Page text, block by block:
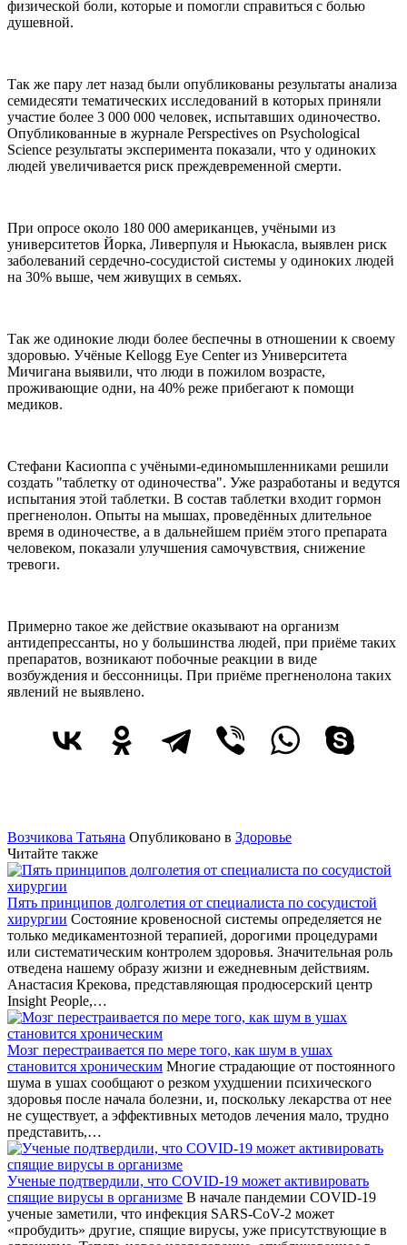
физической боли, которые и помогли справиться с болью
душевной.
Так же пару лет назад были опубликованы результаты анализа
семидесяти тематических исследований в которых приняли
участие более 3 000 000 человек, испытавших одиночество.
Опубликованные в журнале Perspectives on Psychological
Science результаты эксперимента показали, что у одиноких
людей увеличивается риск преждевременной смерти.
При опросе около 180 000 американцев, учёными из
университетов Йорка, Ливерпуля и Ньюкасла, выявлен риск
заболеваний сердечно-сосудистой системы у одиноких людей
на 30% выше, чем живущих в семьях.
Так же одинокие люди более беспечны в отношении к своему
здоровью. Учёные Kellogg Eye Center из Университета
Мичигана выявили, что люди в пожилом возрасте,
проживающие одни, на 40% реже прибегают к помощи
медиков.
Стефани Касиоппа с учёными-единомышленниками решили
создать "таблетку от одиночества". Уже разработаны и ведутся
испытания этой таблетки. В состав таблетки входит гормон
прегненолон. Опыты на мышах, проведённых длительное
время в одиночестве, а в дальнейшем приём этого препарата
человеком, показали улучшения самочувствия, снижение
тревоги.
Примерно такое же действие оказывают на организм
антидепрессанты, но у большинства людей, при приёме таких
препаратов, возникают побочные реакции в виде
возбуждения и бессонницы. При приёме прегненолона таких
явлений не выявлено.
Возчикова Татьяна Опубликовано в Здоровье
Читайте также
Пять принципов долголетия от специалиста по сосудистой
хирургии Состояние кровеносной системы определяется не
только медикаментозной терапией, дорогими процедурами
или систематическим контролем здоровья. Значительная роль
отведена нашему образу жизни и ежедневным действиям.
Анастасия Крекова, представляющая продюсерский центр
Insight People,…
Мозг перестраивается по мере того, как шум в ушах
становится хроническим Многие страдающие от постоянного
шума в ушах сообщают о резком ухудшении психического
здоровья после начала болезни, и, поскольку лекарства от нее
не существует, а эффективных методов лечения мало, трудно
представить,…
Ученые подтвердили, что COVID-19 может активировать
спящие вирусы в организме В начале пандемии COVID-19
ученые заметили, что инфекция SARS-CoV-2 может
«пробудить» другие, спящие вирусы, уже присутствующие в